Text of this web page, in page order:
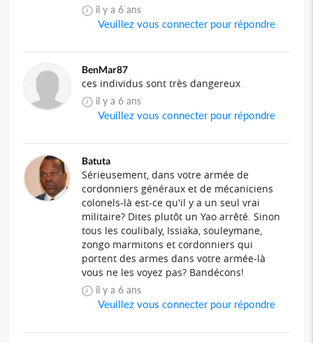
il y a 6 ans
Veuillez vous connecter pour répondre
BenMar87
ces individus sont très dangereux
il y a 6 ans
Veuillez vous connecter pour répondre
Batuta
Sérieusement, dans votre armée de
cordonniers généraux et de mécaniciens
colonels-là est-ce qu'il y a un seul vrai
militaire? Dites plutôt un Yao arrêté. Sinon
tous les coulibaly, Issiaka, souleymane,
zongo marmitons et cordonniers qui
portent des armes dans votre armée-là
vous ne les voyez pas? Bandécons!
il y a 6 ans
Veuillez vous connecter pour répondre